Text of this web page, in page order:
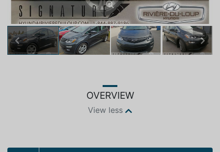
Previous Next
OVERVIEW
View less